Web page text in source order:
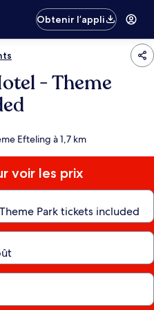
Obtenir l’appli
- Theme
Efteling à 1,7 km
voir les prix